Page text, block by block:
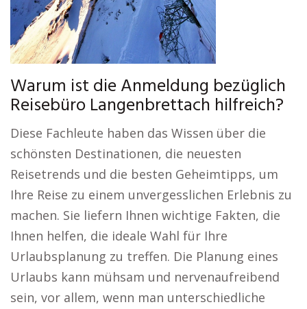
Warum ist die Anmeldung bezüglich
Reisebüro Langenbrettach hilfreich?
Diese Fachleute haben das Wissen über die
schönsten Destinationen, die neuesten
Reisetrends und die besten Geheimtipps, um
Ihre Reise zu einem unvergesslichen Erlebnis zu
machen. Sie liefern Ihnen wichtige Fakten, die
Ihnen helfen, die ideale Wahl für Ihre
Urlaubsplanung zu treffen. Die Planung eines
Urlaubs kann mühsam und nervenaufreibend
sein, vor allem, wenn man unterschiedliche